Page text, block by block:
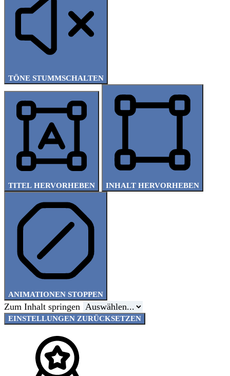
TÖNE STUMMSCHALTEN
TITEL HERVORHEBEN INHALT HERVORHEBEN
ANIMATIONEN STOPPEN
Zum Inhalt springen
EINSTELLUNGEN ZURÜCKSETZEN